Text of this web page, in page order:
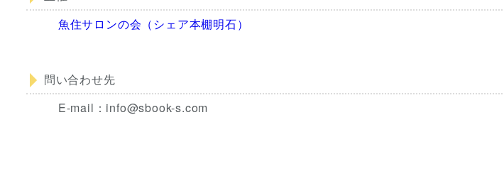
魚住サロンの会（シェア本棚明石）
問い合わせ先
E-mail：info@sbook-s.com